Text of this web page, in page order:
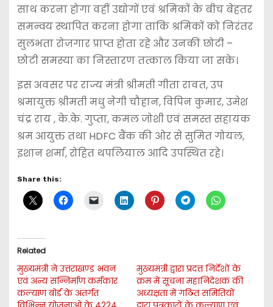
साथ करना होगा वहीं उद्योगों एवं श्रमिकों के बीच बेहतर
समन्वय स्थापित करना होगा ताकि श्रमिकों को निरंतर
सुलभता रोजगार प्राप्त होता रहे और उनकी छोटी –
छोटी समस्या का निस्तारण तत्काल किया जा सके।
इस अवसर पर राज्य मंत्री श्रीमती गीता रावत, उप
श्रमायुक्त श्रीमती मधु नेगी चौहान, विपिन कुमार, उमेश
चंद्र राय , के.के. गुप्ता, कमल जोशी एवं समस्त सहायक
श्रम आयुक्त तथा HDFC बैंक की ओर से सुमित गोयल,
इशान शर्मा, रोहित थपलियाल आदि उपस्थित रहे।
Share this:
Related
मुख्यमंत्री ने उत्तराखण्ड भवन
एवं अन्य सन्निर्माण कर्मकार
कल्याण बोर्ड के अंतर्गत
मुख्यमंत्री द्वारा प्रदत्त निर्देशों के
क्रम में सूचना महानिदेशक की
अध्यक्षता में गठित समितियों